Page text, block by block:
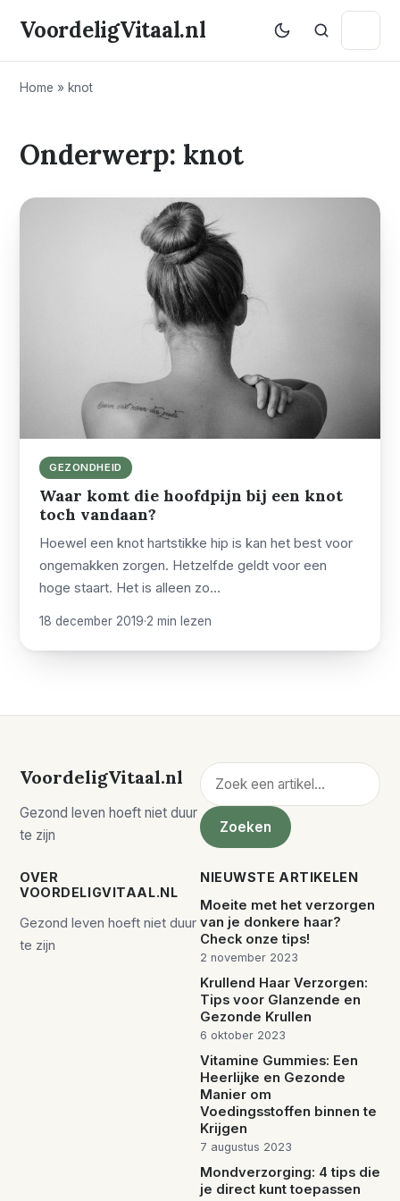
VoordeligVitaal.nl
Home » knot
Onderwerp: knot
GEZONDHEID
Waar komt die hoofdpijn bij een knot
toch vandaan?
Hoewel een knot hartstikke hip is kan het best voor
ongemakken zorgen. Hetzelfde geldt voor een
hoge staart. Het is alleen zo…
18 december 2019·2 min lezen
VoordeligVitaal.nl
Gezond leven hoeft niet duur
te zijn
Zoeken
Zoeken
OVER
VOORDELIGVITAAL.NL
Gezond leven hoeft niet duur
te zijn
NIEUWSTE ARTIKELEN
Moeite met het verzorgen
van je donkere haar?
Check onze tips!
2 november 2023
Krullend Haar Verzorgen:
Tips voor Glanzende en
Gezonde Krullen
6 oktober 2023
Vitamine Gummies: Een
Heerlijke en Gezonde
Manier om
Voedingsstoffen binnen te
Krijgen
7 augustus 2023
Mondverzorging: 4 tips die
je direct kunt toepassen